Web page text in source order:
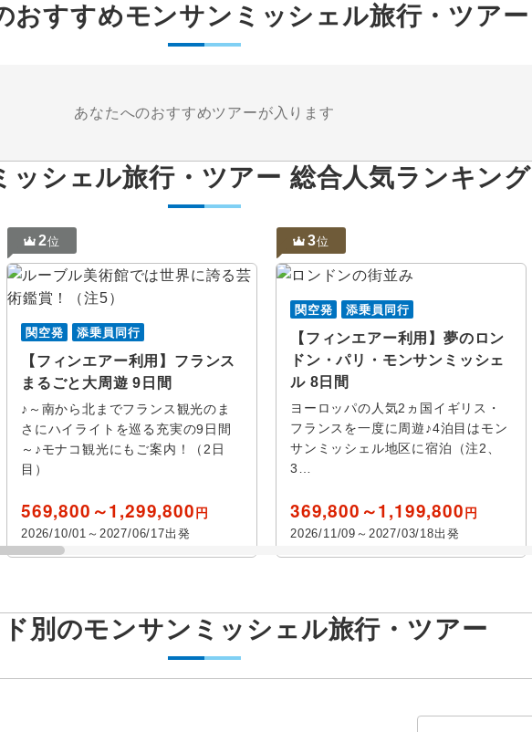
この月をすべて選択
ハネムーン
おすすめモンサンミッシェル旅行・ツアー
あなたへのおすすめツアーが入ります
ッシェル旅行・ツアー 総合人気ランキング
2位
関空発 添乗員同行
【フィンエアー利用】フランス
まるごと大周遊 9日間
♪～南から北までフランス観光のま
さにハイライトを巡る充実の9日間
～♪モナコ観光にもご案内！（2日
目）
569,800～1,299,800円
2026/10/01～2027/06/17出発
3位
関空発 添乗員同行
【フィンエアー利用】夢のロン
ドン・パリ・モンサンミッシェ
ル 8日間
ヨーロッパの人気2ヵ国イギリス・
フランスを一度に周遊♪4泊目はモン
サンミッシェル地区に宿泊（注2、
3…
369,800～1,199,800円
2026/11/09～2027/03/18出発
別のモンサンミッシェル旅行・ツアー